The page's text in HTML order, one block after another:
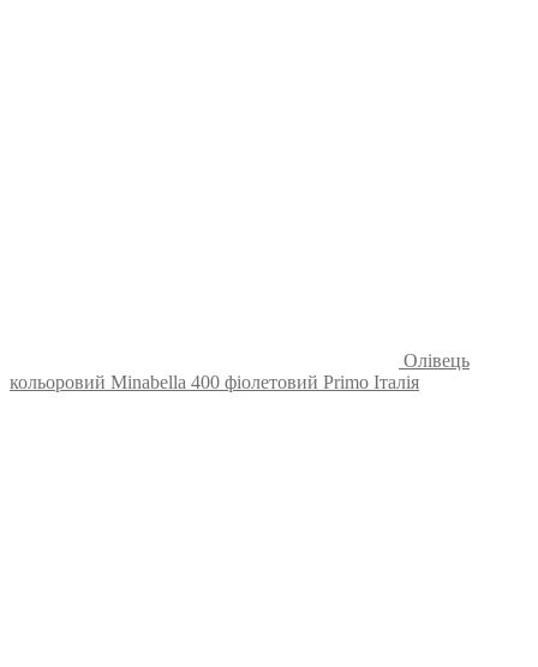
Олівець
кольоровий Minabella 400 фіолетовий Primo Італія